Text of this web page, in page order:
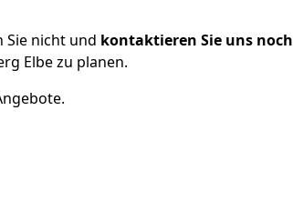
Sie nicht und kontaktieren Sie uns noch
Elbe zu planen.